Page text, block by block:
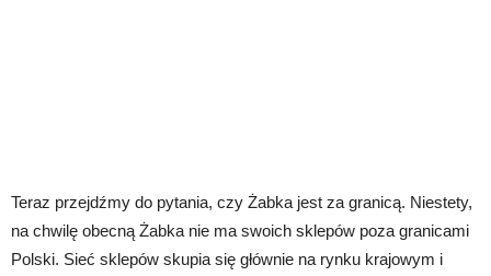
Teraz przejdźmy do pytania, czy Żabka jest za granicą. Niestety,
na chwilę obecną Żabka nie ma swoich sklepów poza granicami
Polski. Sieć sklepów skupia się głównie na rynku krajowym i